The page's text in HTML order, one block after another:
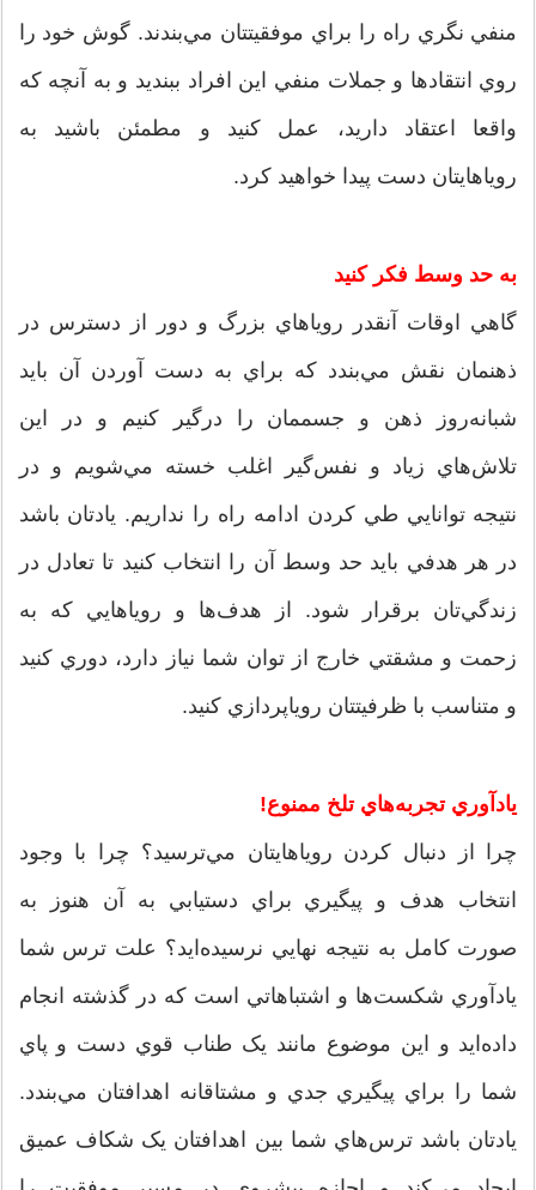
منفي نگري راه را براي موفقيتتان مي‌بندند. گوش خود را
روي انتقادها و جملات منفي اين افراد ببنديد و به آنچه که
واقعا اعتقاد داريد، عمل کنيد و مطمئن باشيد به
روياهايتان دست پيدا خواهيد کرد.
به حد وسط فکر کنيد
گاهي اوقات آنقدر روياهاي بزرگ و دور از دسترس در
ذهنمان نقش مي‌بندد که براي به دست آوردن آن بايد
شبانه‌روز ذهن و جسممان را درگير کنيم و در اين
تلاش‌هاي زياد و نفس‌گير اغلب خسته مي‌شويم و در
نتيجه توانايي طي کردن ادامه راه را نداريم. يادتان باشد
در هر هدفي بايد حد وسط آن را انتخاب کنيد تا تعادل در
زندگي‌تان برقرار شود. از هدف‌ها و روياهايي که به
زحمت و مشقتي خارج از توان شما نياز دارد، دوري کنيد
و متناسب با ظرفيتتان روياپردازي کنيد.
يادآوري تجربه‌هاي تلخ ممنوع!
چرا از دنبال کردن روياهايتان مي‌ترسيد؟ چرا با وجود
انتخاب هدف و پيگيري براي دستيابي به آن هنوز به
صورت کامل به نتيجه نهايي نرسيده‌ايد؟ علت ترس شما
يادآوري شکست‌ها و اشتباهاتي است که در گذشته انجام
داده‌ايد و اين موضوع مانند يک طناب قوي دست و پاي
شما را براي پيگيري جدي و مشتاقانه اهدافتان مي‌بندد.
يادتان باشد ترس‌هاي شما بين اهدافتان يک شکاف عميق